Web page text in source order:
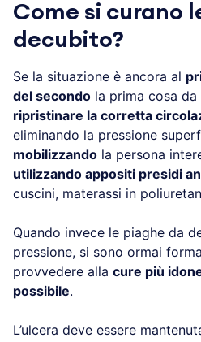
Come si curano
decubito?
Se la situazione è ancora al
del secondo la prima cosa
ripristinare la corretta
eliminando la pressione
mobilizzando la persona
utilizzando appositi presidi
cuscini, materassi in
Quando invece le piaghe da
pressione, si sono ormai
provvedere alla cure più
possibile.
L’ulcera deve essere